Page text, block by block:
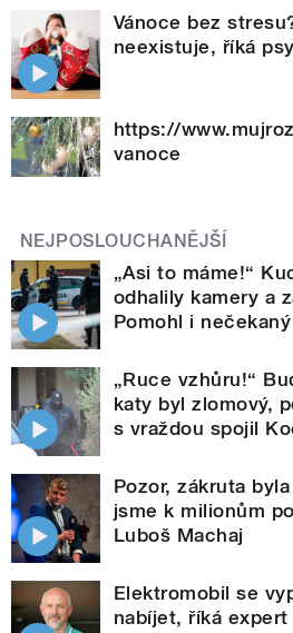
Vánoce bez
neexistuje, říká
https://
vanoce
NEJPOSLOUCHANĚJŠÍ
„Asi to máme!“
odhalily kamery a
Pomohl i
„Ruce vzhůru!“
katy byl zlomový,
s vraždou spojil
Pozor, zákruta
jsme k milionům
Luboš Machaj
Elektromobil se
nabíjet, říká